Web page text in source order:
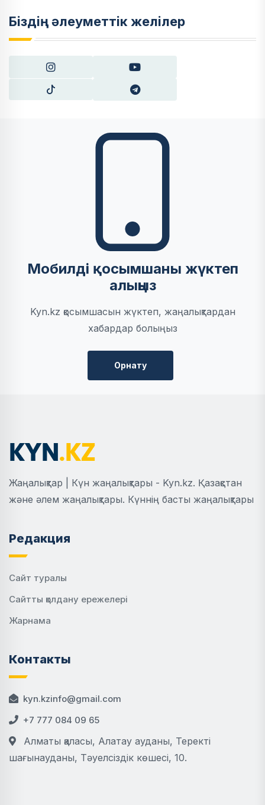
Біздің әлеуметтік желілер
Мобилді қосымшаны жүктеп
алыңыз
Kyn.kz қосымшасын жүктеп, жаңалықтардан
хабардар болыңыз
Орнату
Жаңалықтар | Күн жаңалықтары - Kyn.kz. Қазақстан
және әлем жаңалықтары. Күннің басты жаңалықтары
Редакция
Сайт туралы
Сайтты қолдану ережелері
Жарнама
Контакты
kyn.kzinfo@gmail.com
+7 777 084 09 65
Алматы қаласы, Алатау ауданы, Теректі
шағынауданы, Тәуелсіздік көшесі, 10.